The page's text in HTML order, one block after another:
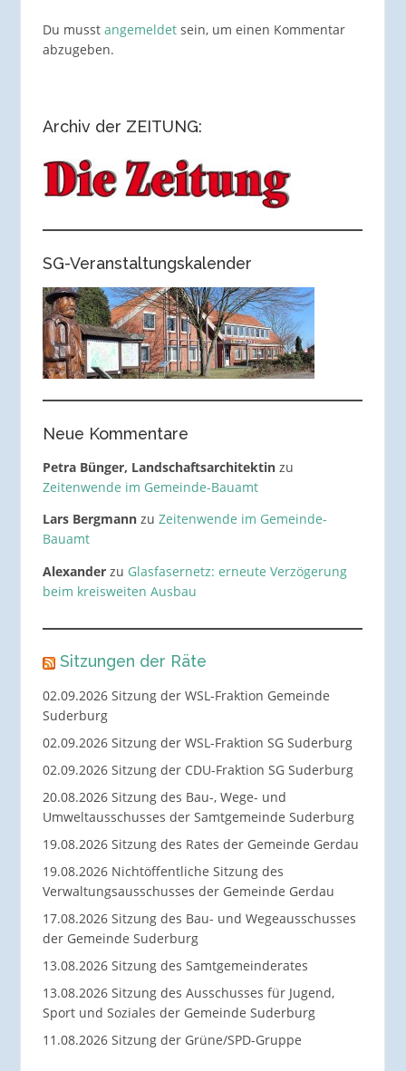
Du musst angemeldetsein, um einen Kommentar
abzugeben.
Archiv der ZEITUNG:
SG-Veranstaltungskalender
Neue Kommentare
Petra Bünger, Landschaftsarchitektinzu
Zeitenwende im Gemeinde-Bauamt
Lars Bergmannzu Zeitenwende im Gemeinde-
Bauamt
Alexanderzu Glasfasernetz: erneute Verzögerung
beim kreisweiten Ausbau
Sitzungen der Räte
02.09.2026 Sitzung der WSL-Fraktion Gemeinde
Suderburg
02.09.2026 Sitzung der WSL-Fraktion SG Suderburg
02.09.2026 Sitzung der CDU-Fraktion SG Suderburg
20.08.2026 Sitzung des Bau-, Wege- und
Umweltausschusses der Samtgemeinde Suderburg
19.08.2026 Sitzung des Rates der Gemeinde Gerdau
19.08.2026 Nichtöffentliche Sitzung des
Verwaltungsausschusses der Gemeinde Gerdau
17.08.2026 Sitzung des Bau- und Wegeausschusses
der Gemeinde Suderburg
13.08.2026 Sitzung des Samtgemeinderates
13.08.2026 Sitzung des Ausschusses für Jugend,
Sport und Soziales der Gemeinde Suderburg
11.08.2026 Sitzung der Grüne/SPD-Gruppe